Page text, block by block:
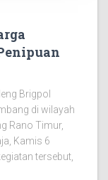
Brigpol
di wilayah
Rano Timur,
Kamis 6
tersebut,